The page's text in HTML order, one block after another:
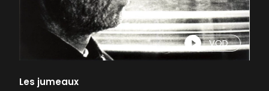
VOD
Les jumeaux